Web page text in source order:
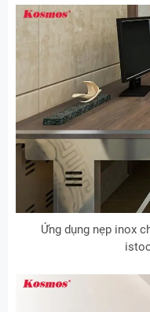
Ứng dụng nẹp inox